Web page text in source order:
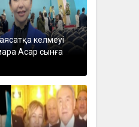
келмеуі
Асар сынға